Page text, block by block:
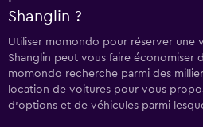
Shanglin ?
Utiliser momondo pour réserver une
Shanglin peut vous faire économiser
momondo recherche parmi des
location de voitures pour vous
d'options et de véhicules parmi